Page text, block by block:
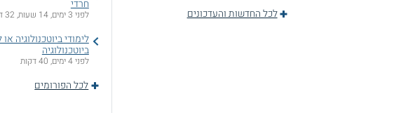
לכל החדשות והעדכונים
חרדי
לפני 3 ימים, 14 שעות, 32 דקות
לימודי ביוטכנולוגיה
ביוטכנולוגיה
לפני 4 ימים, 40 דקות
לכל הפורומים